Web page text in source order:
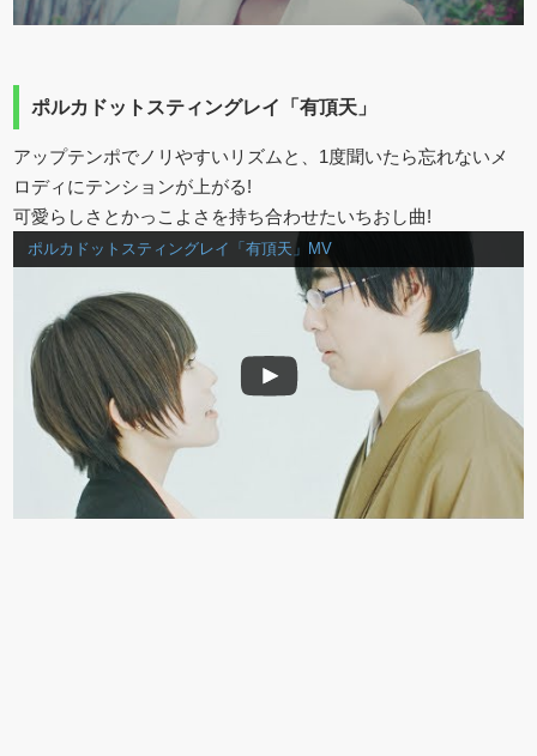
ポルカドットスティングレイ「有頂天」
アップテンポでノリやすいリズムと、1度聞いたら忘れないメ
ロディにテンションが上がる!
可愛らしさとかっこよさを持ち合わせたいちおし曲!
ポルカドットスティングレイ「有頂天」MV